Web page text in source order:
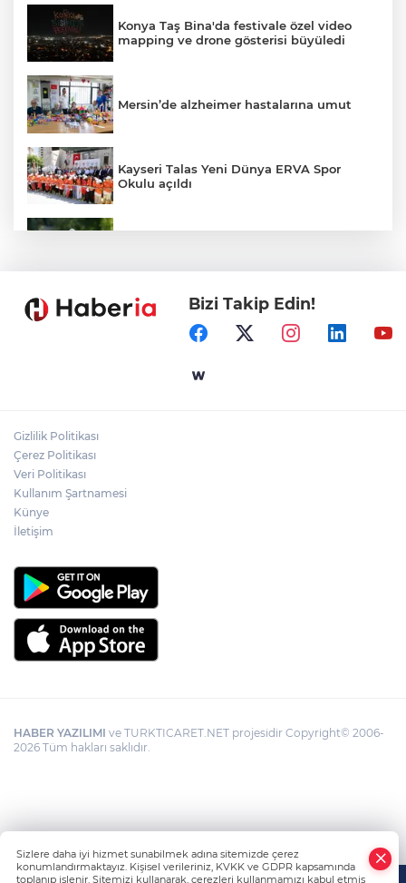
Konya Taş Bina'da festivale özel video
mapping ve drone gösterisi büyüledi
Mersin’de alzheimer hastalarına umut
Kayseri Talas Yeni Dünya ERVA Spor
Okulu açıldı
Bursa İnegöl'de Alanyurt Yüzme
Havuzu'nda çalışmalar tam gaz
Kayseri Melikgazi'den ücretsiz yaz
Bizi Takip Edin!
Gizlilik Politikası
Çerez Politikası
Veri Politikası
Kullanım Şartnamesi
Künye
İletişim
HABER YAZILIMI ve TURKTICARET.NET projesidir Copyright© 2006-
2026 Tüm hakları saklıdır.
Sizlere daha iyi hizmet sunabilmek adına sitemizde çerez
konumlandırmaktayız. Kişisel verileriniz, KVKK ve GDPR kapsamında
toplanıp işlenir. Sitemizi kullanarak, çerezleri kullanmamızı kabul etmiş